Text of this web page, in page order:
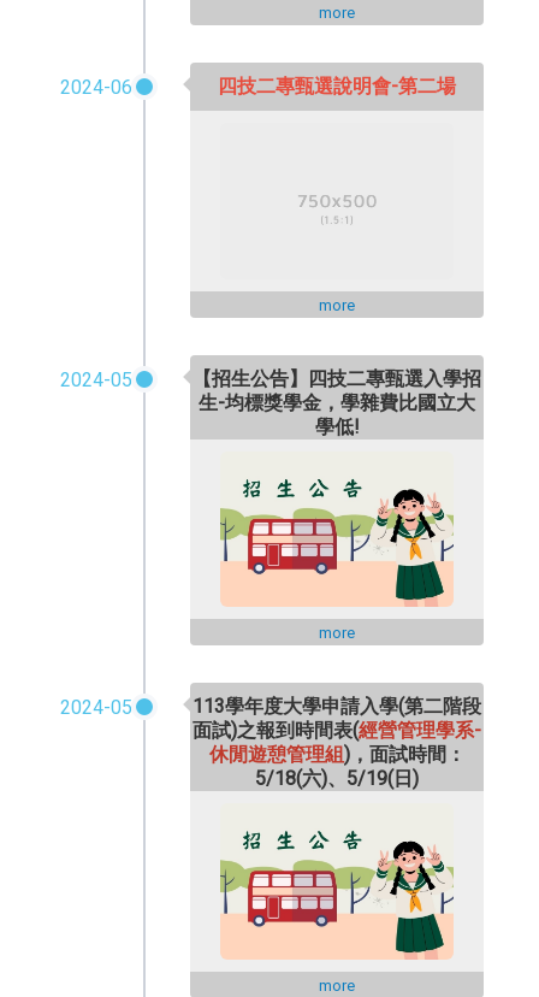
more
2024-06 四技二專甄選說明會-第二場
more
2024-05
【招生公告】四技二專甄選入學招
生-均標獎學金，學雜費比國立大
學低!
more
2024-05
113學年度大學申請入學(第二階段
面試)之報到時間表(經營管理學系-
休閒遊憩管理組 )，面試時間：
5/18(六)、5/19(日)
more